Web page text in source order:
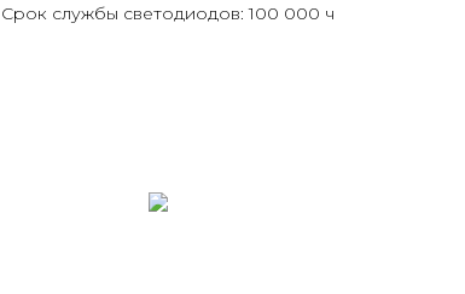
Срок службы светодиодов: 100 000 ч